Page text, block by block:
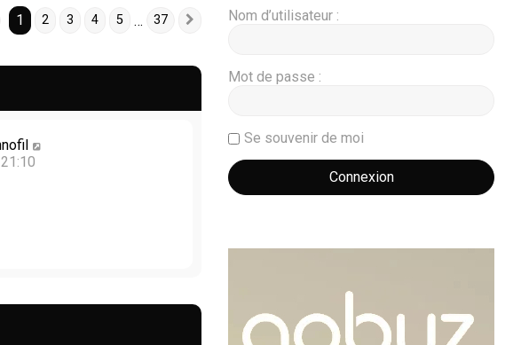
Page sur 37
1 2 3 4 5 … 37 Suivante
Nom d’utilisateur :
Mot de passe :
Se souvenir de moi